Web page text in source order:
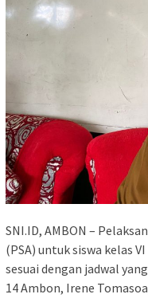
SNI.ID, AMBON –
(PSA) untuk siswa kelas
sesuai dengan jadwal
14 Ambon, Irene